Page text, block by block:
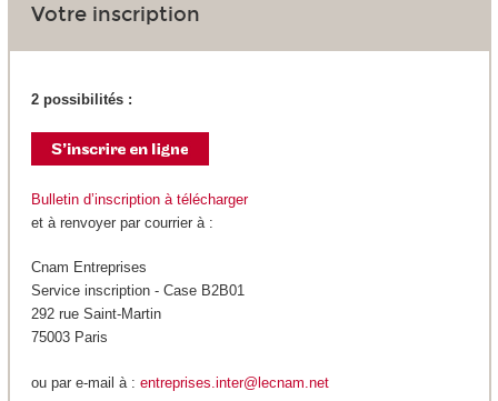
Votre inscription
2 possibilités :
Bulletin d’inscription à télécharger
et à renvoyer par courrier à :
Cnam Entreprises
Service inscription - Case B2B01
292 rue Saint-Martin
75003 Paris
ou par e-mail à : entreprises.inter@lecnam.net